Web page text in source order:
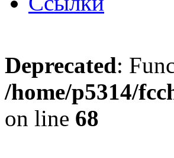
Deprecated:
/home/p5314/
on line 68